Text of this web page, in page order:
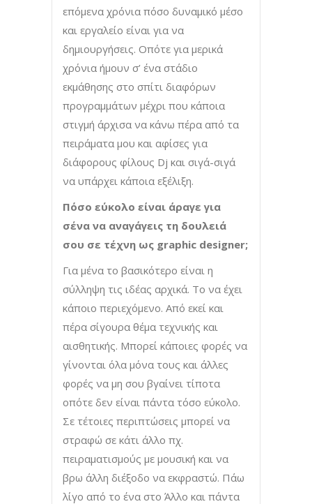
επόμενα χρόνια πόσο δυναμικό μέσο
και εργαλείο είναι για να
δημιουργήσεις. Οπότε για μερικά
χρόνια ήμουν σ’ ένα στάδιο
εκμάθησης στο σπίτι διαφόρων
προγραμμάτων μέχρι που κάποια
στιγμή άρχισα να κάνω πέρα από τα
πειράματα μου και αφίσες για
διάφορους φίλους Dj και σιγά-σιγά
να υπάρχει κάποια εξέλιξη.
Πόσο εύκολο είναι άραγε για
σένα να αναγάγεις τη δουλειά
σου σε τέχνη ως graphic designer;
Για μένα το βασικότερο είναι η
σύλληψη τις ιδέας αρχικά. Το να έχει
κάποιο περιεχόμενο. Από εκεί και
πέρα σίγουρα θέμα τεχνικής και
αισθητικής. Μπορεί κάποιες φορές να
γίνονται όλα μόνα τους και άλλες
φορές να μη σου βγαίνει τίποτα
οπότε δεν είναι πάντα τόσο εύκολο.
Σε τέτοιες περιπτώσεις μπορεί να
στραφώ σε κάτι άλλο πχ.
πειραματισμούς με μουσική και να
βρω άλλη διέξοδο να εκφραστώ. Πάω
λίγο από το ένα στο Άλλο και πάντα